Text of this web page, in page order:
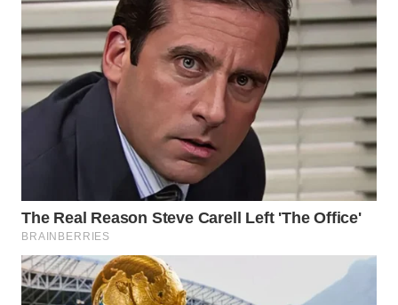
WN
LIKUPANG
WN
Wahana
Media
Group